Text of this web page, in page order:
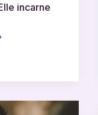
incarne